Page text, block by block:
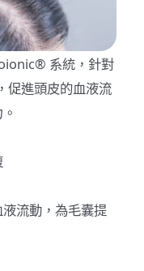
系統，針對
促進頭皮的血液流
流動，為毛囊提